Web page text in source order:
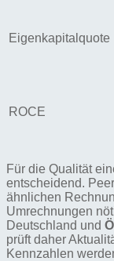
Eigenkapitalquote
ROCE
Für die Qualität
entscheidend.
ähnlichen
Umrechnungen
Deutschland und
prüft daher
Kennzahlen